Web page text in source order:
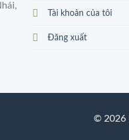
Tài khoản của tôi
Đăng xuất
© 2026